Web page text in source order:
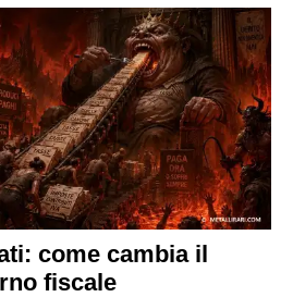
come cambia il
fiscale